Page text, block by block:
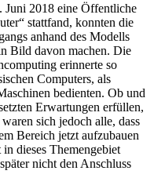
Juni 2018 eine Öffentliche
stattfand, konnten die
anhand des Modells
Bild davon machen. Die
erinnerte so
Computers, als
bedienten. Ob und
Erwartungen erfüllen,
sich jedoch alle, dass
Bereich jetzt aufzubauen
dieses Themengebiet
nicht den Anschluss